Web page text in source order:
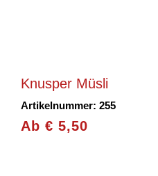
Knusper Müsli
Artikelnummer: 255
Ab € 5,50